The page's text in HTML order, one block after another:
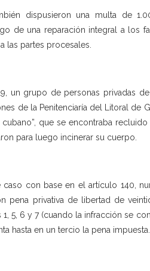
dispusieron una multa de
de una reparación integral a los
las partes procesales.
un grupo de personas privadas
de la Penitenciaría del Litoral de
cubano”, que se encontraba
para luego incinerar su cuerpo.
caso con base en el artículo 140,
pena privativa de libertad de
1, 5, 6 y 7 (cuando la infracción se
hasta en un tercio la pena impuesta.